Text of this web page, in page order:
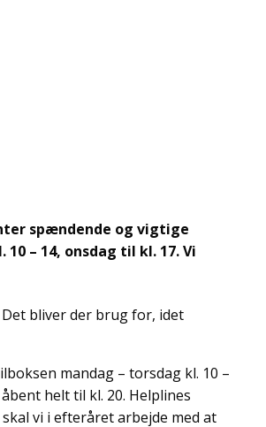
spændende og vigtige
– 14, onsdag til kl. 17. Vi
bliver der brug for, idet
mandag – torsdag kl. 10 –
helt til kl. 20. Helplines
vi i efteråret arbejde med at